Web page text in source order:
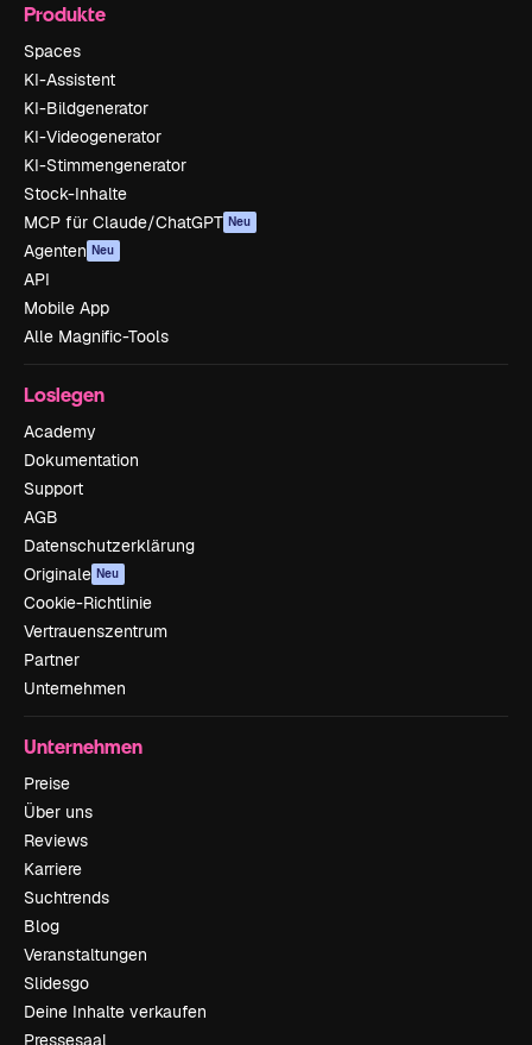
Produkte
Spaces
KI-Assistent
KI-Bildgenerator
KI-Videogenerator
KI-Stimmengenerator
Stock-Inhalte
MCP für Claude/ChatGPT Neu
Agenten Neu
API
Mobile App
Alle Magnific-Tools
Loslegen
Academy
Dokumentation
Support
AGB
Datenschutzerklärung
Originale Neu
Cookie-Richtlinie
Vertrauenszentrum
Partner
Unternehmen
Unternehmen
Preise
Über uns
Reviews
Karriere
Suchtrends
Blog
Veranstaltungen
Slidesgo
Deine Inhalte verkaufen
Pressesaal